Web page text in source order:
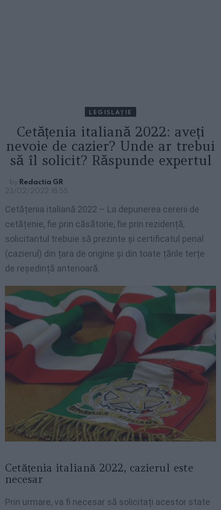
LEGISLAȚIE
Cetățenia italiană 2022: aveți
nevoie de cazier? Unde ar trebui
să îl solicit? Răspunde expertul
by Redactia GR
23/02/2022, 18:55
Cetățenia italiană 2022 – La depunerea cererii de
cetățenie, fie prin căsătorie, fie prin rezidență,
solicitantul trebuie să prezinte și certificatul penal
(cazierul) din țara de origine și din toate țările terțe
de reședință anterioară.
Cetățenia italiană 2022, cazierul este
necesar
Prin urmare, va fi necesar să solicitați acestor state